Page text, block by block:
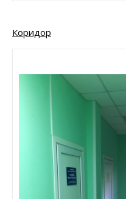
Коридор